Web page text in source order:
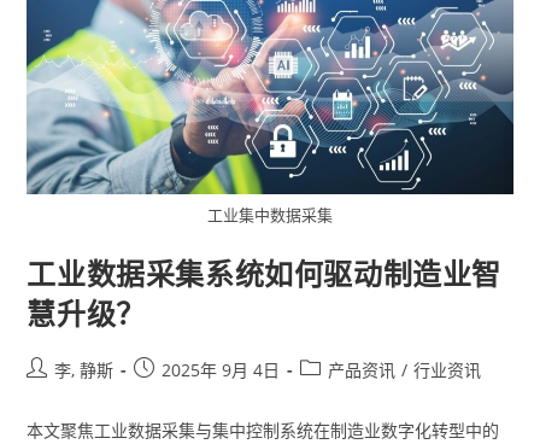
工业集中数据采集
工业数据采集系统如何驱动制造业智
慧升级？
李, 静斯 2025年 9月 4日 产品资讯 / 行业资讯
本文聚焦工业数据采集与集中控制系统在制造业数字化转型中的